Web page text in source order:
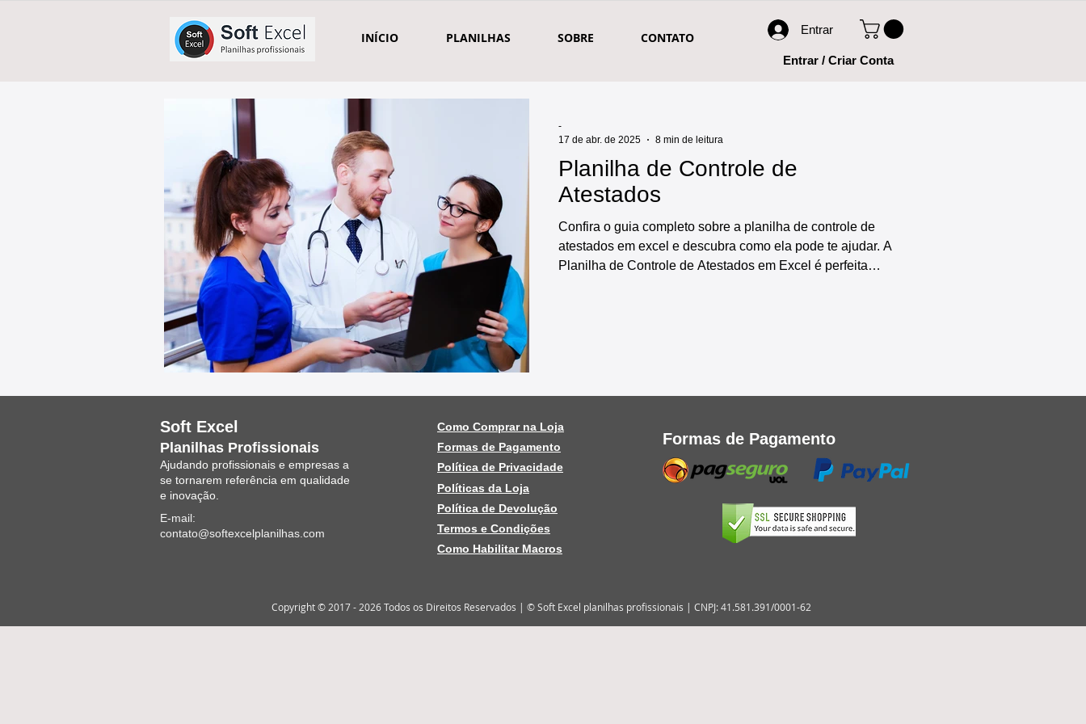
INÍCIO PLANILHAS SOBRE CONTATO
Entrar
Entrar / Criar Conta
Planilha de Controle de
Atestados
Confira o guia completo sobre a planilha de controle de
atestados em excel e descubra como ela pode te ajudar. A
Planilha de Controle de Atestados em Excel é perfeita
-
17 de abr. de 2025
8 min de leitura
Soft Excel
Planilhas Profissionais
Ajudando profissionais e empresas a
se tornarem referência em qualidade
e inovação.
E-mail:
contato@softexcelplanilhas.com
Como Comprar na Loja
Formas de Pagamento
Política de Privacidade
Políticas da Loja
Política de Devolução
Termos e Condições
Como Habilitar Macros
Formas de Pagamento
Copyright © 2017 - 2026 Todos os Direitos Reservados | © Soft Excel planilhas profissionais | CNPJ: 41.581.391/0001-62